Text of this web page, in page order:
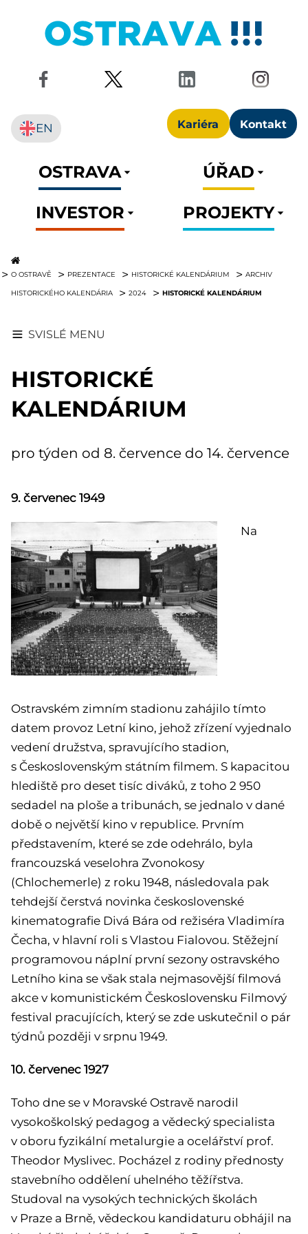
Kariéra Kontakt
EN
OSTRAVA
ÚŘAD
INVESTOR
PROJEKTY
O OSTRAVĚ PREZENTACE HISTORICKÉ KALENDÁRIUM ARCHIV
HISTORICKÉHO KALENDÁRIA 2024 HISTORICKÉ KALENDÁRIUM
SVISLÉ MENU
HISTORICKÉ
KALENDÁRIUM
pro týden od 8. července do 14. července
9. červenec 1949
Na
Ostravském zimním stadionu zahájilo tímto
datem provoz Letní kino, jehož zřízení vyjednalo
vedení družstva, spravujícího stadion,
s Československým státním filmem. S kapacitou
hlediště pro deset tisíc diváků, z toho 2 950
sedadel na ploše a tribunách, se jednalo v dané
době o největší kino v republice. Prvním
představením, které se zde odehrálo, byla
francouzská veselohra Zvonokosy
(Chlochemerle) z roku 1948, následovala pak
tehdejší čerstvá novinka československé
kinematografie Divá Bára od režiséra Vladimíra
Čecha, v hlavní roli s Vlastou Fialovou. Stěžejní
programovou náplní první sezony ostravského
Letního kina se však stala nejmasovější filmová
akce v komunistickém Československu Filmový
festival pracujících, který se zde uskutečnil o pár
týdnů později v srpnu 1949.
10. červenec 1927
Toho dne se v Moravské Ostravě narodil
vysokoškolský pedagog a vědecký specialista
v oboru fyzikální metalurgie a ocelářství prof.
Theodor Myslivec. Pocházel z rodiny přednosty
stavebního oddělení uhelného těžířstva.
Studoval na vysokých technických školách
v Praze a Brně, vědeckou kandidaturu obhájil na